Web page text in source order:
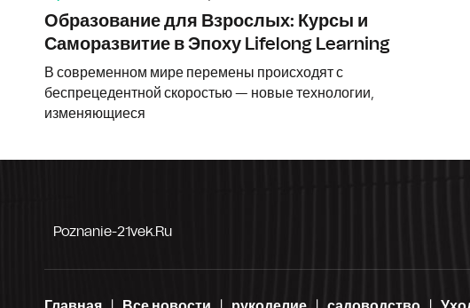
Образование для Взрослых: Курсы и
Саморазвитие в Эпоху Lifelong Learning
В современном мире перемены происходят с
беспрецедентной скоростью — новые технологии,
изменяющиеся
Poznanie-21vek.ru